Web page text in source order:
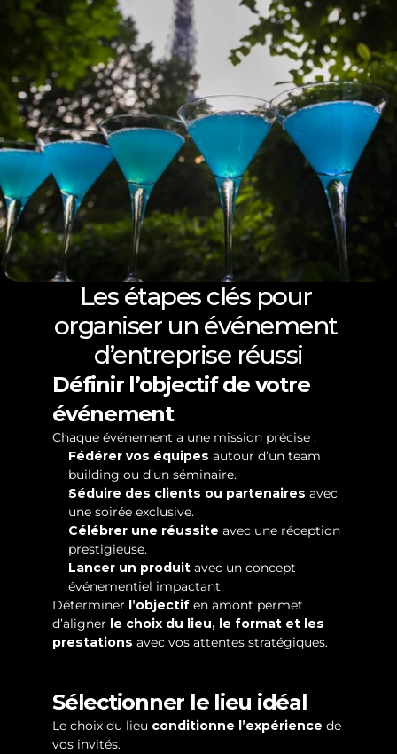
Les étapes clés pour
organiser un événement
d’entreprise réussi
Définir l’objectif de votre
événement
Chaque événement a une mission précise :
Fédérer vos équipes autour d’un team
building ou d’un séminaire.
Séduire des clients ou partenaires avec
une soirée exclusive.
Célébrer une réussite avec une réception
prestigieuse.
Lancer un produit avec un concept
événementiel impactant.
Déterminer l’objectif en amont permet
d’aligner le choix du lieu, le format et les
prestations avec vos attentes stratégiques.
Sélectionner le lieu idéal
Le choix du lieu conditionne l’expérience de
vos invités.